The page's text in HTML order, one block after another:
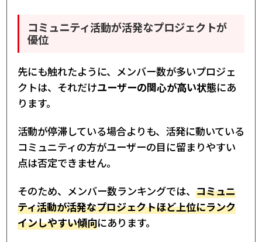
コミュニティ活動が活発なプロジェクトが
優位
先にも触れたように、メンバー数が多いプロジェ
クトは、それだけユーザーの関心が高い状態にあ
ります。
活動が停滞している場合よりも、活発に動いている
コミュニティの方がユーザーの目に留まりやすい
点は否定できません。
そのため、メンバー数ランキングでは、 コミュニ
ティ活動が活発なプロジェクトほど上位にランク
インしやすい傾向にあります。